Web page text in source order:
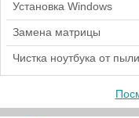
Установка Windows
Замена матрицы
Чистка ноутбука от пыли